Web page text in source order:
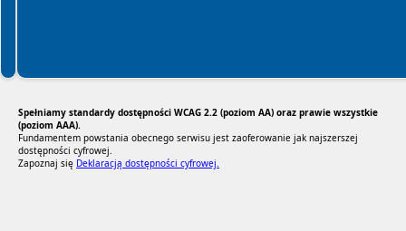
Spełniamy standardy dostępności WCAG 2.2 (poziom AA) oraz prawie wszystkie
(poziom AAA).
Fundamentem powstania obecnego serwisu jest zaoferowanie jak najszerszej
dostępności cyfrowej.
Zapoznaj się Deklaracją dostępności cyfrowej.